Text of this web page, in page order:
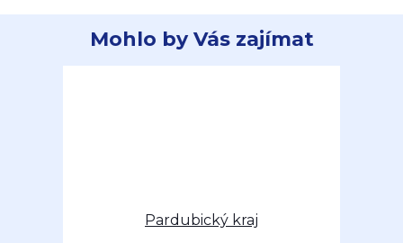
Mohlo by Vás zajímat
Pardubický kraj